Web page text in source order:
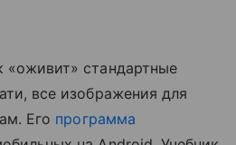
«оживит» стандартные
все изображения для
Его программа